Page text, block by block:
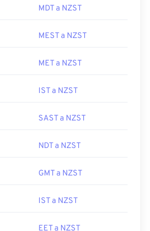
MDT a NZST
MEST a NZST
MET a NZST
IST a NZST
SAST a NZST
NDT a NZST
GMT a NZST
IST a NZST
EET a NZST